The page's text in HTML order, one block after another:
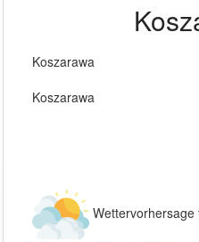
Koszarawa
Koszarawa